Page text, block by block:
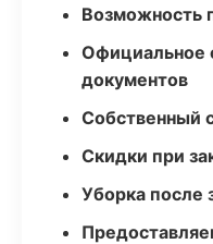
Возможность
Официальное
документов
Собственный
Скидки при
Уборка после